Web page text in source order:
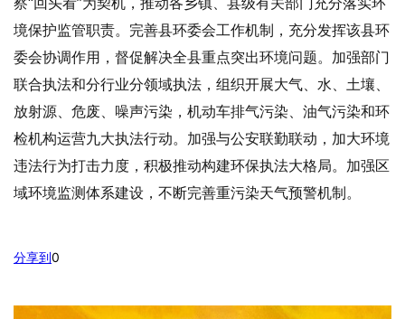
境保护监管职责。完善县环委会工作机制，充分发挥该县环
委会协调作用，督促解决全县重点突出环境问题。加强部门
联合执法和分行业分领域执法，组织开展大气、水、土壤、
放射源、危废、噪声污染，机动车排气污染、油气污染和环
检机构运营九大执法行动。加强与公安联勤联动，加大环境
违法行为打击力度，积极推动构建环保执法大格局。加强区
域环境监测体系建设，不断完善重污染天气预警机制。
分享到0